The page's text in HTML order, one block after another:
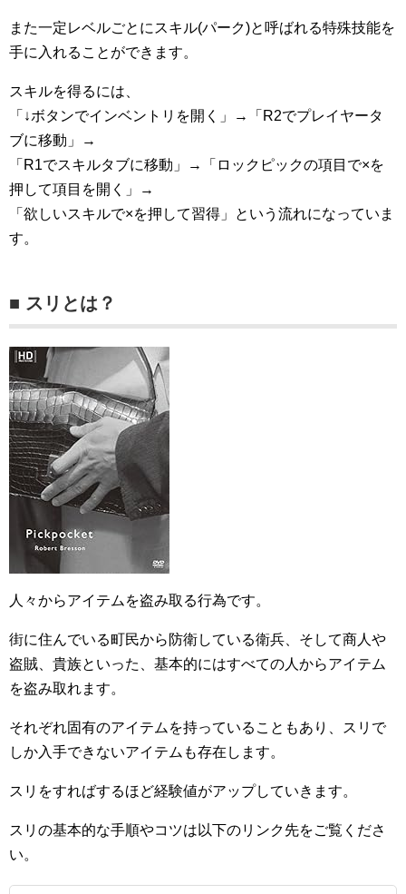
また一定レベルごとにスキル(パーク)と呼ばれる特殊技能を
手に入れることができます。
スキルを得るには、
「↓ボタンでインベントリを開く」→「R2でプレイヤータ
ブに移動」→
「R1でスキルタブに移動」→「ロックピックの項目で×を
押して項目を開く」→
「欲しいスキルで×を押して習得」という流れになっていま
す。
■ スリとは？
人々からアイテムを盗み取る行為です。
街に住んでいる町民から防衛している衛兵、そして商人や
盗賊、貴族といった、基本的にはすべての人からアイテム
を盗み取れます。
それぞれ固有のアイテムを持っていることもあり、スリで
しか入手できないアイテムも存在します。
スリをすればするほど経験値がアップしていきます。
スリの基本的な手順やコツは以下のリンク先をご覧くださ
い。